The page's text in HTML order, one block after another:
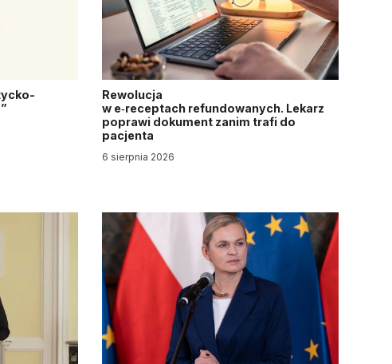
Rewolucja
w e‑receptach refundowanych. Lekarz
poprawi dokument zanim trafi do
pacjenta
6 sierpnia 2026